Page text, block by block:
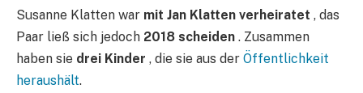
Susanne Klatten war mit Jan Klatten verheiratet , das
Paar ließ sich jedoch 2018 scheiden . Zusammen
haben sie drei Kinder , die sie aus der Öffentlichkeit
heraushält.